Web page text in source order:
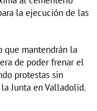
la ejecución de las
que mantendrán la
de poder frenar el
protestas sin
Junta en Valladolid.